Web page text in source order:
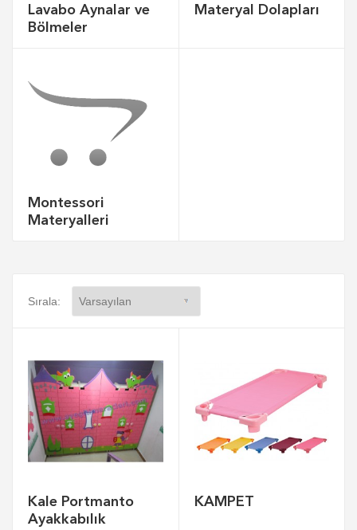
Lavabo Aynalar ve
Bölmeler
Materyal Dolapları
Montessori
Materyalleri
Sırala:
Kale Portmanto
Ayakkabılık
KAMPET